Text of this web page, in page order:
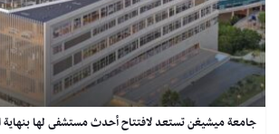
جامعة ميشيغن تستعد لافتتاح أحدث مستشفى لها بنهاية